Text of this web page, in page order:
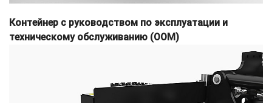
Контейнер с руководством по эксплуатации и
техническому обслуживанию (OOM)